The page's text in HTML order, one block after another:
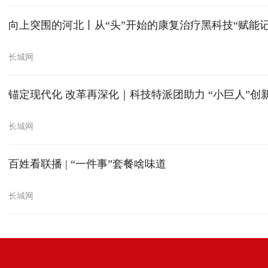
向上突围的河北丨从“头”开始的康复治疗黑科技“赋能
长城网
锚定现代化 改革再深化｜科技特派团助力 “小巨人”创
长城网
百姓看联播 | “一件事”套餐啥味道
长城网